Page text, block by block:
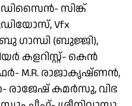
സിങ്ക്
Vfx
(ബുജ്ജി),
കളറിസ്റ്റ്- കെൻ
M.R. രാജാകൃഷ്ണൻ,
രാജേഷ് കമർസു, വിഭ